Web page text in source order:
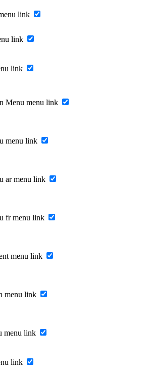
link
link
link
Menu menu link
menu link
ar menu link
fr menu link
menu link
menu link
menu link
link